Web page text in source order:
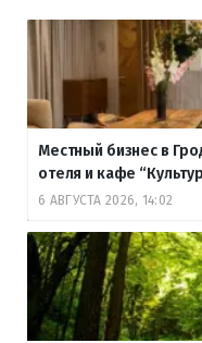
Местный бизнес в
отеля и кафе
6 АВГУСТА 2026, 14:02